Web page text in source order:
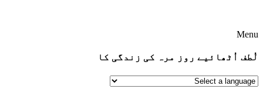
Menu
لُطف اُٹھائیے روز مرہ کی زندگی کا